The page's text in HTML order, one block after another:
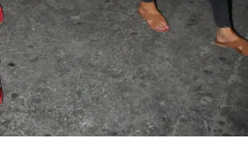
וולשי ומסתורית. / ניר פקין
עברי לידר מייג'ור לייזר